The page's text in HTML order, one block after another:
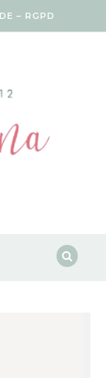
– RGPD